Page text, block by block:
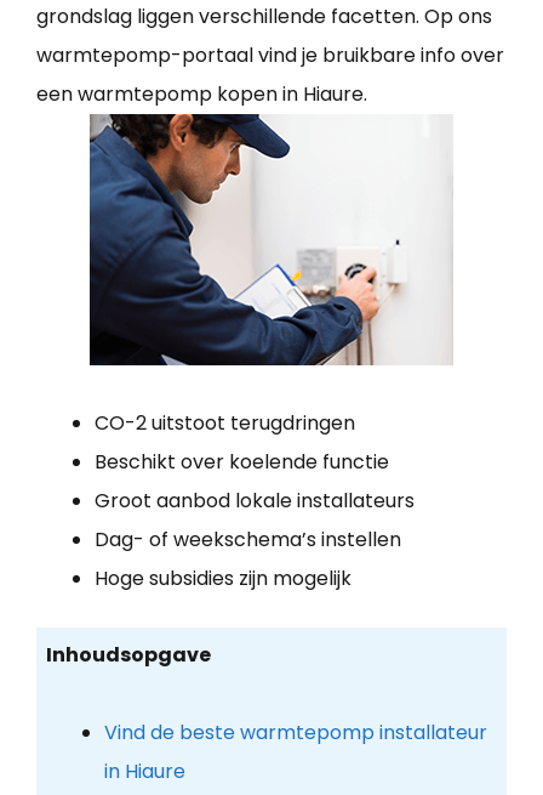
grondslag liggen verschillende facetten. Op ons
warmtepomp-portaal vind je bruikbare info over
een warmtepomp kopen in Hiaure.
CO-2 uitstoot terugdringen
Beschikt over koelende functie
Groot aanbod lokale installateurs
Dag- of weekschema’s instellen
Hoge subsidies zijn mogelijk
Inhoudsopgave
Vind de beste warmtepomp installateur
in Hiaure